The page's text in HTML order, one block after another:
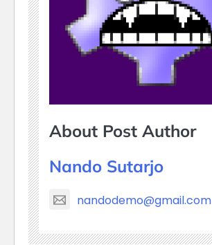
About Post Author
Nando Sutarjo
nandodemo@gmail.com